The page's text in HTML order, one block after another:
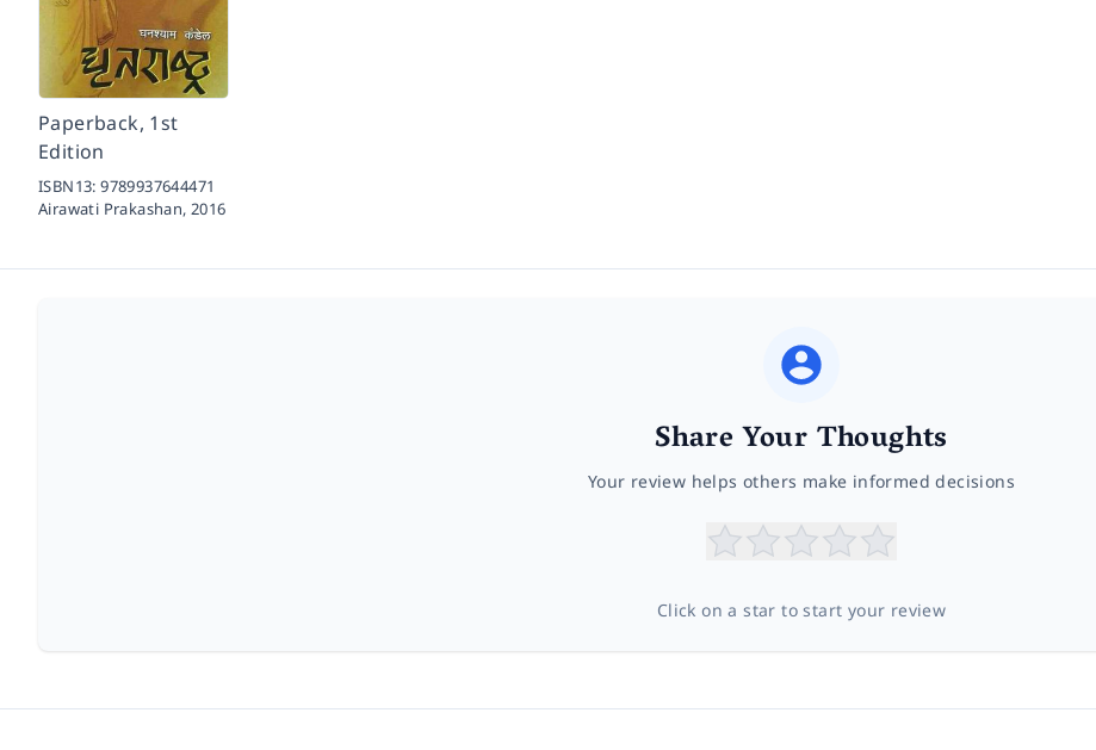
Paperback, 1st
Edition
ISBN13:9789937644471
Airawati Prakashan,2016
Share Your Thoughts
Your review helps others make informed decisions
Click on a star to start your review